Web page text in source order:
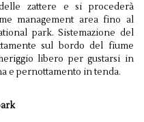
zattere e si procederà
management area fino al
park. Sistemazione del
sul bordo del fiume
libero per gustarsi in
e pernottamento in tenda.